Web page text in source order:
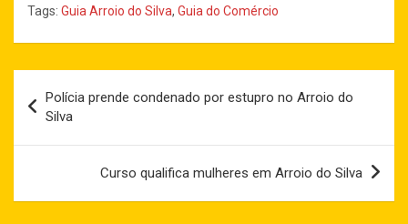
Tags: Guia Arroio do Silva, Guia do Comércio
de
Post
Polícia prende condenado por estupro no Arroio do
Silva
Curso qualifica mulheres em Arroio do Silva